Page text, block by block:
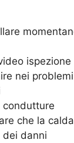
ispezione
nei
condutture
che la
dei danni